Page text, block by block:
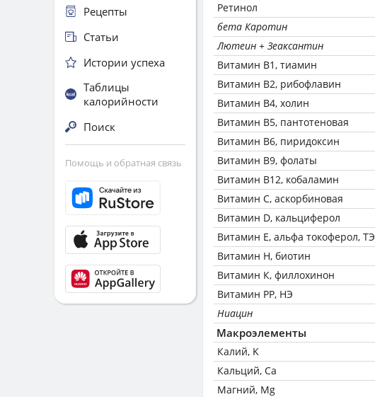
Ретинол
бета Каротин
Лютеин + Зеаксантин
Витамин В1, тиамин
Витамин В2, рибофлавин
Витамин В4, холин
Витамин В5, пантотеновая
Витамин В6, пиридоксин
Витамин В9, фолаты
Витамин В12, кобаламин
Витамин C, аскорбиновая
Витамин D, кальциферол
Витамин Е, альфа токоферол, ТЭ
Витамин Н, биотин
Витамин К, филлохинон
Витамин РР, НЭ
Ниацин
Макроэлементы
Калий, K
Кальций, Ca
Магний, Mg
Рецепты
Статьи
Истории успеха
Таблицы
калорийности
Поиск
Помощь и обратная связь